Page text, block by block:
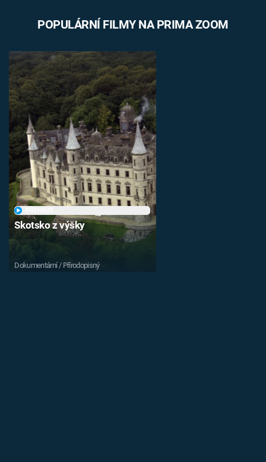
POPULÁRNÍ FILMY NA PRIMA ZOOM
Skotsko z výšky
Dokumentární / Přírodopisný